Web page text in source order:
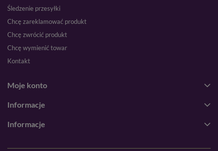
Śledzenie przesyłki
Chcę zareklamować produkt
Chcę zwrócić produkt
Chcę wymienić towar
Kontakt
Moje konto
Informacje
Informacje